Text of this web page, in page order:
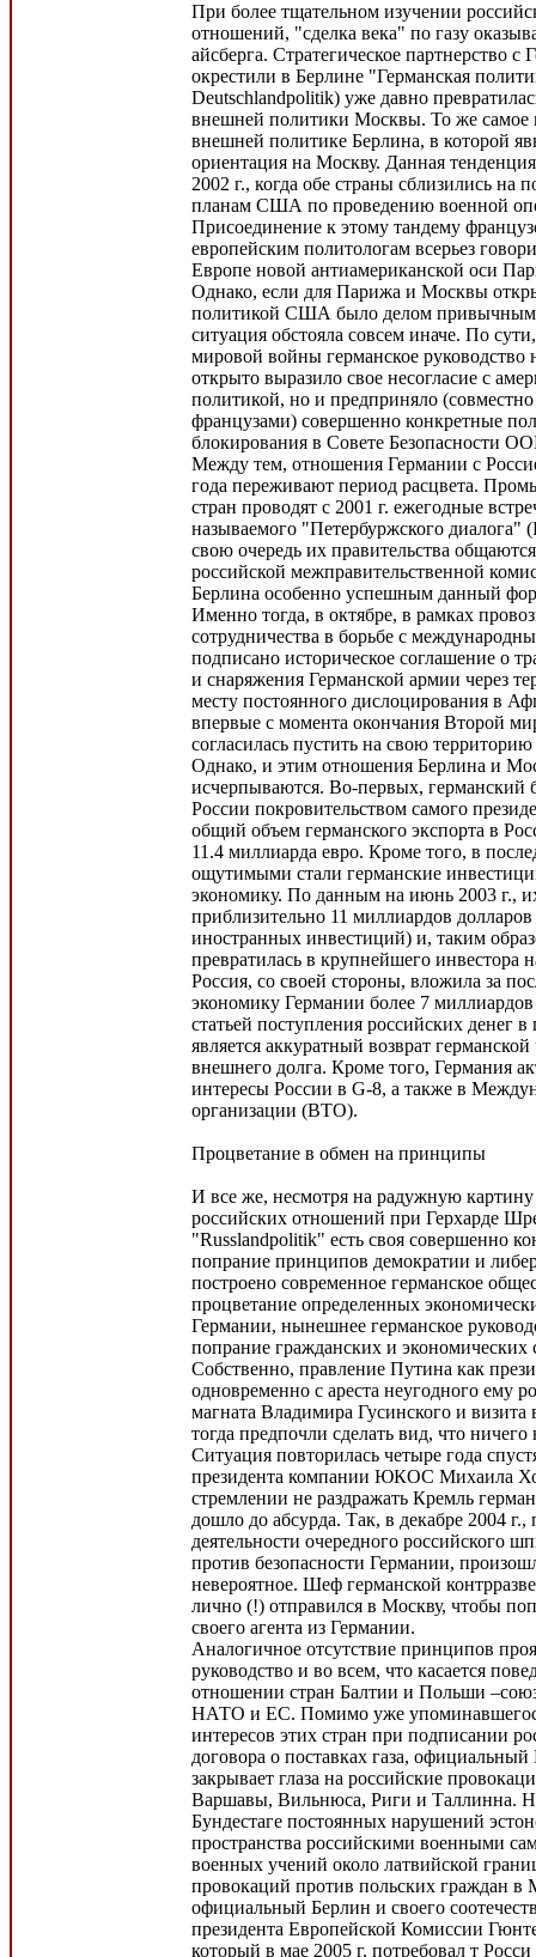
При более тщательном изучении
отношений, "сделка века" по газу
айсберга. Стратегическое партнерство с
окрестили в Берлине "Германская
Deutschlandpolitik) уже давно
внешней политики Москвы. То же самое
внешней политике Берлина, в которой
ориентация на Москву. Данная
2002 г., когда обе страны сблизились на
планам США по проведению военной
Присоединение к этому тандему
европейским политологам всерьез
Европе новой антиамериканской оси
Однако, если для Парижа и Москвы
политикой США было делом
ситуация обстояла совсем иначе. По
мировой войны германское руководство
открыто выразило свое несогласие с
политикой, но и предприняло
французами) совершенно конкретные
блокирования в Совете Безопасности
Между тем, отношения Германии с
года переживают период расцвета.
стран проводят с 2001 г. ежегодные
называемого "Петербуржского диалога"
свою очередь их правительства
российской межправительственной
Берлина особенно успешным данный
Именно тогда, в октябре, в рамках
сотрудничества в борьбе с
подписано историческое соглашение о
и снаряжения Германской армии через
месту постоянного дислоцирования в
впервые с момента окончания Второй
согласилась пустить на свою
Однако, и этим отношения Берлина и
исчерпываются. Во-первых, германский
России покровительством самого
общий объем германского экспорта в
11.4 миллиарда евро. Кроме того, в
ощутимыми стали германские
экономику. По данным на июнь 2003 г.,
приблизительно 11 миллиардов
иностранных инвестиций) и, таким
превратилась в крупнейшего инвестора
Россия, со своей стороны, вложила за
экономику Германии более 7
статьей поступления российских денег
является аккуратный возврат
внешнего долга. Кроме того, Германия
интересы России в G-8, а также в
организации (ВТО).
Процветание в обмен на принципы
И все же, несмотря на радужную картину
российских отношений при Герхарде
"Russlandpolitik" есть своя совершенно
попрание принципов демократии и
построено современное германское
процветание определенных
Германии, нынешнее германское
попрание гражданских и экономических
Собственно, правление Путина как
одновременно с ареста неугодного ему
магната Владимира Гусинского и
тогда предпочли сделать вид, что
Ситуация повторилась четыре года
президента компании ЮКОС Михаила
стремлении не раздражать Кремль
дошло до абсурда. Так, в декабре 2004 г.,
деятельности очередного российского
против безопасности Германии,
невероятное. Шеф германской
лично (!) отправился в Москву, чтобы
своего агента из Германии.
Аналогичное отсутствие принципов
руководство и во всем, что касается
отношении стран Балтии и Польши
НАТО и ЕС. Помимо уже
интересов этих стран при подписании
договора о поставках газа,
закрывает глаза на российские
Варшавы, Вильнюса, Риги и Таллинна.
Бундестаге постоянных нарушений
пространства российскими военными
военных учений около латвийской
провокаций против польских граждан в
официальный Берлин и своего
президента Европейской Комиссии
который в мае 2005 г. потребовал т